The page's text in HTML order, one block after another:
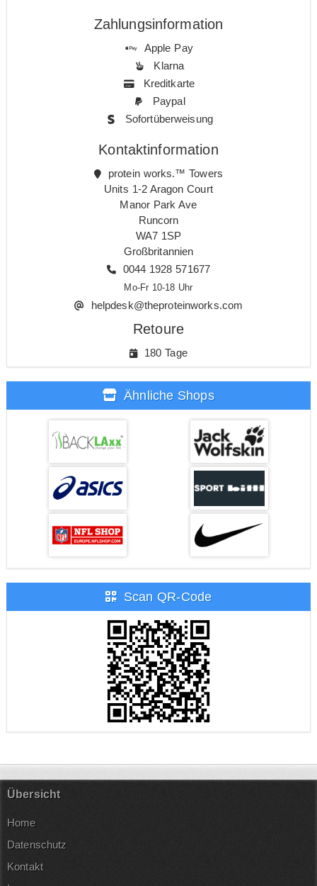
Zahlungsinformation
Apple Pay
Klarna
Kreditkarte
Paypal
Sofortüberweisung
Kontaktinformation
protein works.™ Towers
Units 1-2 Aragon Court
Manor Park Ave
Runcorn
WA7 1SP
Großbritannien
0044 1928 571677
Mo-Fr 10-18 Uhr
helpdesk@theproteinworks.com
Retoure
180 Tage
Ähnliche Shops
Scan QR-Code
Übersicht
Home
Datenschutz
Kontakt